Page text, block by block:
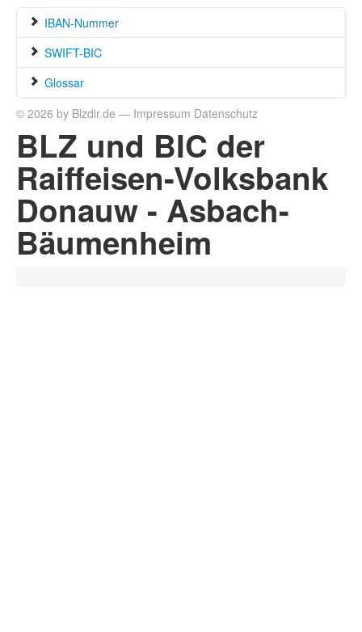
IBAN-Nummer
SWIFT-BIC
Glossar
© 2026 by Blzdir.de — Impressum Datenschutz
BLZ und BIC der
Raiffeisen-Volksbank
Donauw - Asbach-
Bäumenheim